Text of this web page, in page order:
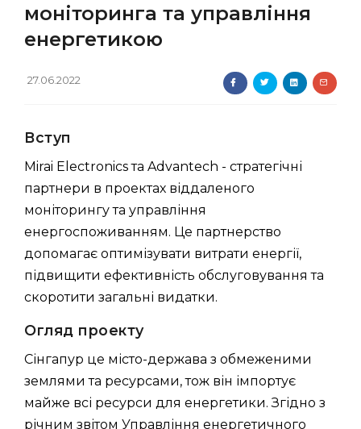
моніторинга та управління
енергетикою
27.06.2022
Вступ
Mirai Electronics та Advantech - стратегічні
партнери в проектах віддаленого
моніторингу та управління
енергоспоживанням. Це партнерство
допомагає оптимізувати витрати енергії,
підвищити ефективність обслуговування та
скоротити загальні видатки.
Огляд проекту
Сінгапур це місто-держава з обмеженими
землями та ресурсами, тож він імпортує
майже всі ресурси для енергетики. Згідно з
річним звітом Управління енергетичного